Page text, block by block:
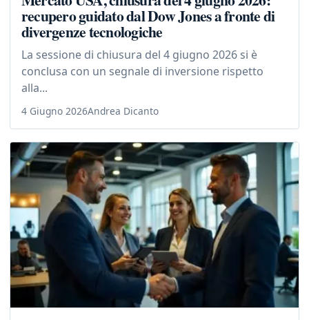
recupero guidato dal Dow Jones a fronte di
divergenze tecnologiche
La sessione di chiusura del 4 giugno 2026 si è
conclusa con un segnale di inversione rispetto
alla...
4 Giugno 2026Andrea Dicanto